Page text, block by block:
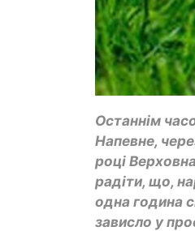
Останнім
Напевне,
році
радіти, що,
одна година
зависло у